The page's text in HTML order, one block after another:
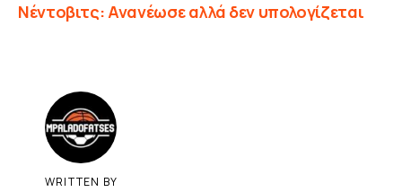
Νέντοβιτς: Ανανέωσε αλλά δεν υπολογίζεται
WRITTEN BY